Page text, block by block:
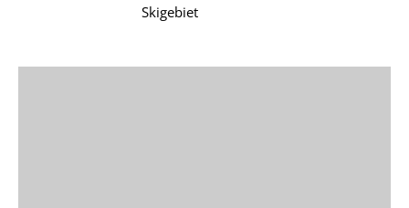
Skigebiet